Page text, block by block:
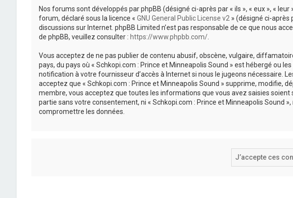
Nos forums sont développés par phpBB (désigné ci-après par « ils », « eux », «
forum, déclaré sous la licence « GNU General Public License v2 » (désigné ci-après
discussions sur Internet. phpBB Limited n’est pas responsable de ce que nous
de phpBB, veuillez consulter : https://www.phpbb.com/.
Vous acceptez de ne pas publier de contenu abusif, obscène, vulgaire,
pays, du pays où « Schkopi.com : Prince et Minneapolis Sound » est hébergé ou
notification à votre fournisseur d’accès à Internet si nous le jugeons nécessaire.
acceptez que « Schkopi.com : Prince et Minneapolis Sound » supprime, modifie,
membre, vous acceptez que toutes les informations que vous avez saisies
partie sans votre consentement, ni « Schkopi.com : Prince et Minneapolis Sound
compromettre les données.